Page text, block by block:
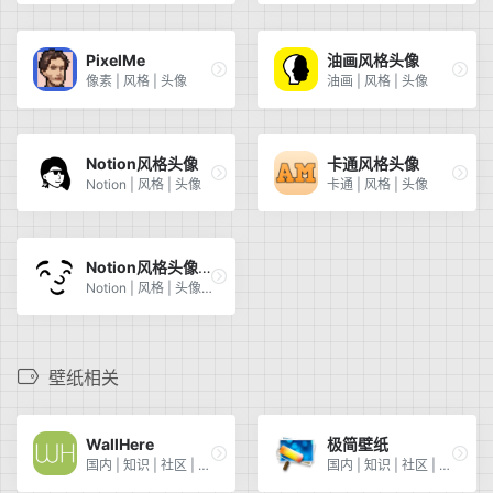
PixelMe
像素 | 风格 | 头像
油画风格头像
油画 | 风格 | 头像
Notion风格头像
Notion | 风格 | 头像
卡通风格头像
卡通 | 风格 | 头像
Notion风格头像 | 强大
Notion | 风格 | 头像 | 强大
壁纸相关
WallHere
国内 | 知识 | 社区 | 知乎
极简壁纸
国内 | 知识 | 社区 | 豆瓣 | 电影 | 音乐